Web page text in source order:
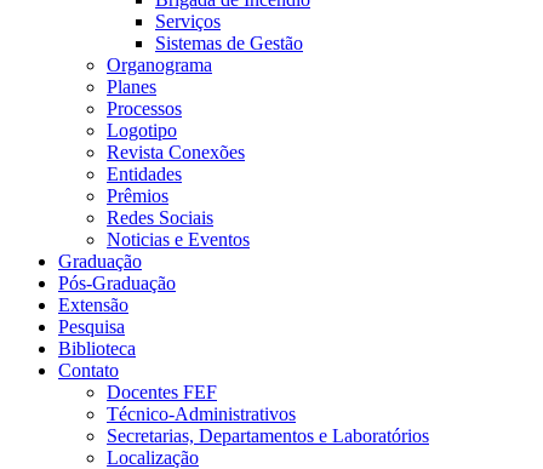
Serviços
Sistemas de Gestão
Organograma
Planes
Processos
Logotipo
Revista Conexões
Entidades
Prêmios
Redes Sociais
Noticias e Eventos
Graduação
Pós-Graduação
Extensão
Pesquisa
Biblioteca
Contato
Docentes FEF
Técnico-Administrativos
Secretarias, Departamentos e Laboratórios
Localização